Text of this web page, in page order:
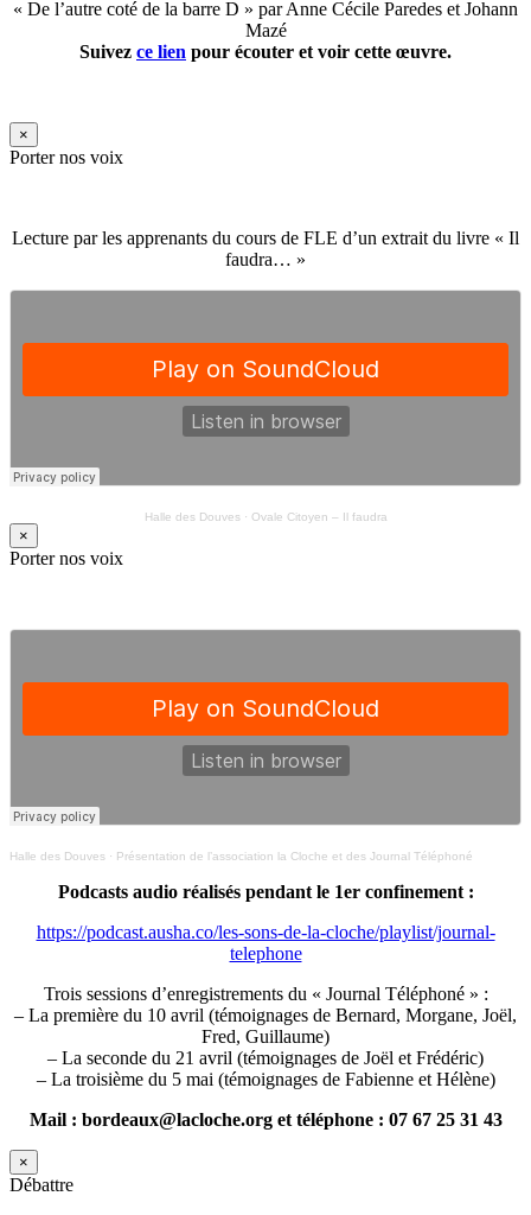
« De l’autre coté de la barre D » par Anne Cécile Paredes et Johann
Mazé
Suivez ce lien pour écouter et voir cette œuvre.
×
Porter nos voix
Lecture par les apprenants du cours de FLE d’un extrait du livre « Il
faudra… »
Halle des Douves· Ovale Citoyen – Il faudra
×
Porter nos voix
Halle des Douves · Présentation de l’association la Cloche et des Journal Téléphoné
Podcasts audio réalisés pendant le 1er confinement :
https://podcast.ausha.co/les-sons-de-la-cloche/playlist/journal-
telephone
Trois sessions d’enregistrements du « Journal Téléphoné » :
– La première du 10 avril (témoignages de Bernard, Morgane, Joël,
Fred, Guillaume)
– La seconde du 21 avril (témoignages de Joël et Frédéric)
– La troisième du 5 mai (témoignages de Fabienne et Hélène)
Mail : bordeaux@lacloche.org et téléphone : 07 67 25 31 43
×
Débattre